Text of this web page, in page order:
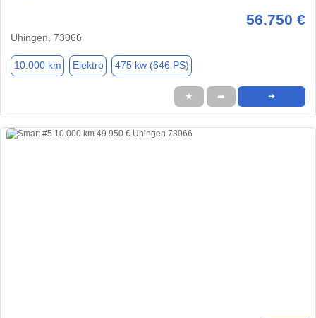
56.750 €
Uhingen, 73066
10.000 km Elektro 475 kw (646 PS)
★ ➦ ➜